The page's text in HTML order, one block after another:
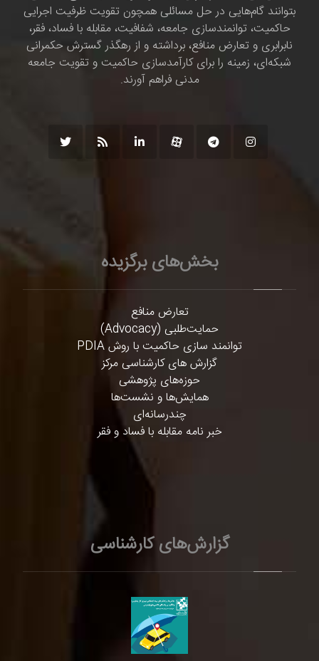
بتوانند گام‌هایی در حل مسائلی همچون تقویت ظرفیت اجرایی
حاکمیت، توانمندسازی جامعه، شفافیت، مقابله با فساد، فقر،
نابرابری و تعارض منافع، برداشته و از رهگذر گسترش حکمرانی
شبکه‌ای، زمینه را برای کارآمدسازی حاکمیت و تقویت جامعه
مدنی فراهم آورند.
بخش‌های برگزیده
تعارض منافع
حمایت‌طلبی (Advocacy)
توانمند سازی حاکمیت با روش PDIA
گزارش های کارشناسی مرکز
حوزه‌های پژوهشی
همایش‌ها و نشست‌ها
چندرسانه‌ای
خبر نامه مقابله با فساد و فقر
گزارش‌های کارشناسی